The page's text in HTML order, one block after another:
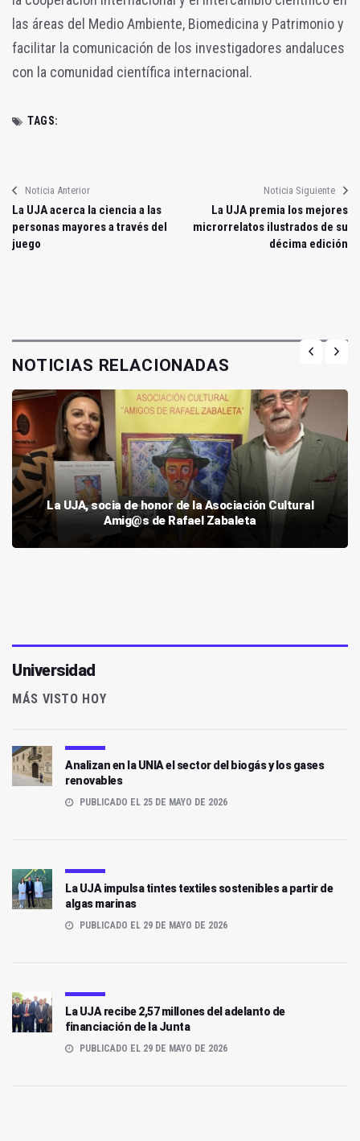
las áreas del Medio Ambiente, Biomedicina y Patrimonio y
facilitar la comunicación de los investigadores andaluces
con la comunidad científica internacional.
TAGS:
Noticia Anterior
La UJA acerca la ciencia a las
personas mayores a través del
juego
Noticia Siguiente
La UJA premia los mejores
microrrelatos ilustrados de su
décima edición
NOTICIAS RELACIONADAS
La UJA, socia de honor de la Asociación Cultural
Amig@s de Rafael Zabaleta
Universidad
MÁS VISTO HOY
Analizan en la UNIA el sector del biogás y los gases
renovables
PUBLICADO EL 25 DE MAYO DE 2026
La UJA impulsa tintes textiles sostenibles a partir de
algas marinas
PUBLICADO EL 29 DE MAYO DE 2026
La UJA recibe 2,57 millones del adelanto de
financiación de la Junta
PUBLICADO EL 29 DE MAYO DE 2026